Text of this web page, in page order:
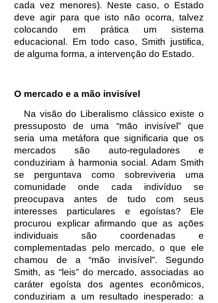
cada vez menores). Neste caso, o Estado
deve agir para que isto não ocorra, talvez
colocando em prática um sistema
educacional. Em todo caso, Smith justifica,
de alguma forma, a intervenção do Estado.
O mercado e a mão invisível
Na visão do Liberalismo clássico existe o
pressuposto de uma “mão invisível” que
seria uma metáfora que significaria que os
mercados são auto-reguladores e
conduziriam à harmonia social. Adam Smith
se perguntava como sobreviveria uma
comunidade onde cada indivíduo se
preocupava antes de tudo com seus
interesses particulares e egoístas? Ele
procurou explicar afirmando que as ações
individuais são coordenadas e
complementadas pelo mercado, o que ele
chamou de a “mão invisível”. Segundo
Smith, as “leis” do mercado, associadas ao
caráter egoísta dos agentes econômicos,
conduziriam a um resultado inesperado: a